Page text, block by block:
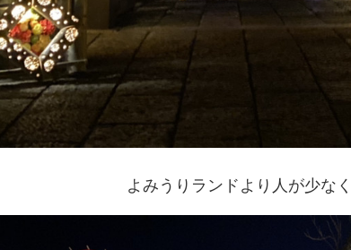
よみうりランドより人が少な